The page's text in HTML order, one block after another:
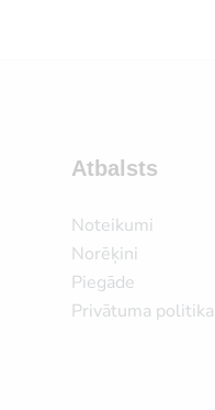
Atbalsts
Noteikumi
Norēķini
Piegāde
Privātuma politika